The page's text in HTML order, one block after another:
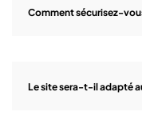
Comment sécurisez-
Le site sera-t-il adapté